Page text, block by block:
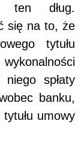
ten dług.
się na to, że
tytułu
spłaty
banku,
umowy